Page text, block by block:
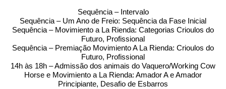
Sequência – Intervalo
Sequência – Um Ano de Freio: Sequência da Fase Inicial
Sequência – Movimiento a La Rienda: Categorias Crioulos do
Futuro, Profissional
Sequência – Premiação Movimiento A La Rienda: Crioulos do
Futuro, Profissional
14h às 18h – Admissão dos animais do Vaquero/Working Cow
Horse e Movimiento a La Rienda: Amador A e Amador
Principiante, Desafio de Esbarros